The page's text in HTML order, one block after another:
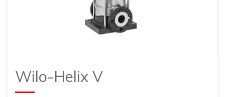
Wilo-Helix V